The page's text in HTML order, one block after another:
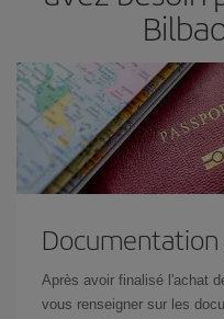
Après avoir finalisé l'achat
vous renseigner sur les